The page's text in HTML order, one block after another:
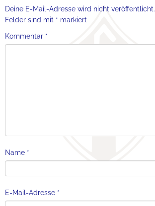
Deine E-Mail-Adresse wird nicht veröffentlicht.
Felder sind mit * markiert
Kommentar *
Name *
E-Mail-Adresse *